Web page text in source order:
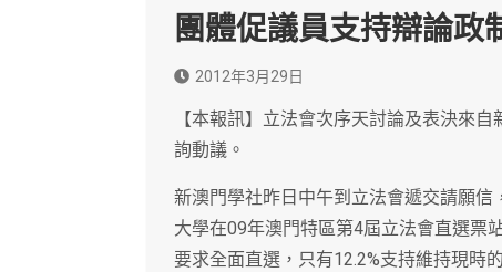
團體促議員支持辯論政
2012年3月29日
【本報訊】立法會次序天討論及表決來
詢動議。
新澳門學社昨日中午到立法會遞交請願
大學在09年澳門特區第4屆立法會直選票
要求全面直選，只有12.2%支持維持現時